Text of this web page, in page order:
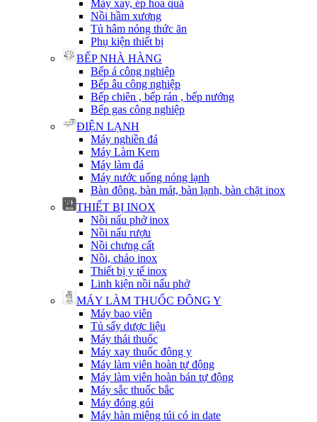
Máy xay, ép hoa quả
Nồi hầm xương
Tủ hâm nóng thức ăn
Phụ kiện thiết bị
BẾP NHÀ HÀNG
Bếp á công nghiệp
Bếp âu công nghiệp
Bếp chiên , bếp rán , bếp nướng
Bếp gas công nghiệp
ĐIỆN LẠNH
Máy nghiền đá
Máy Làm Kem
Máy làm đá
Máy nước uống nóng lạnh
Bàn đông, bàn mát, bàn lạnh, bàn chặt inox
THIẾT BỊ INOX
Nồi nấu phở inox
Nồi nấu rượu
Nồi chưng cất
Nồi, chảo inox
Thiết bị y tế inox
Linh kiện nồi nấu phở
MÁY LÀM THUỐC ĐÔNG Y
Máy bao viên
Tủ sấy dược liệu
Máy thái thuốc
Máy xay thuốc đông y
Máy làm viên hoàn tự động
Máy làm viên hoàn bán tự động
Máy sắc thuốc bắc
Máy đóng gói
Máy hàn miệng túi có in date